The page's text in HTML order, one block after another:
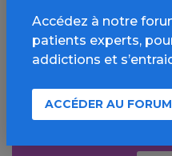
Aller
bonnes
Accédez à notre
patients experts,
addictions et
ACCÉDER AU FORUM